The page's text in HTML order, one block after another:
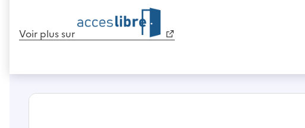
Voir plus sur